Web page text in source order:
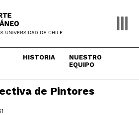
HISTORIA
NUESTRO
EQUIPO
de Pintores